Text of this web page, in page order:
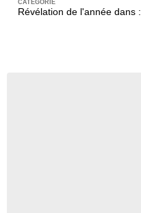
Révélation de l'année dans :